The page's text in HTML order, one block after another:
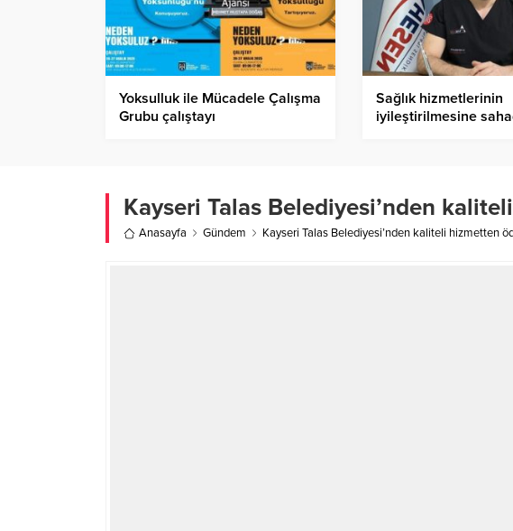
Yoksulluk ile Mücadele Çalışma
Grubu çalıştayı
Sağlık hizmetlerinin
iyileştirilmesine
Kayseri Talas Belediyesi’nden
Anasayfa Gündem Kayseri Talas Belediyesi’nden kaliteli hizmetten